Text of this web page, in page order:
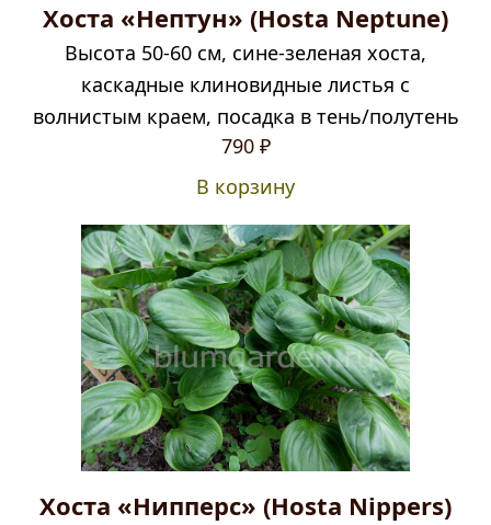
Хоста «Нептун» (Hosta Neptune)
Высота 50-60 см, сине-зеленая хоста,
каскадные клиновидные листья с
волнистым краем, посадка в тень/полутень
790 ₽
В корзину
Хоста «Нипперс» (Hosta Nippers)